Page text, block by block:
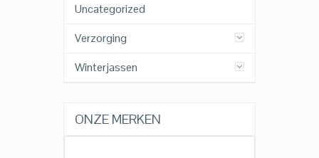
Uncategorized
Verzorging
Winterjassen
ONZE MERKEN